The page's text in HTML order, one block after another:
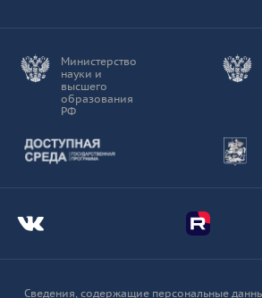
Министерство
науки и
высшего
образования
РФ
Доступная среда
Мы во Вконтакте Мы в
Сведения, содержащие персональные